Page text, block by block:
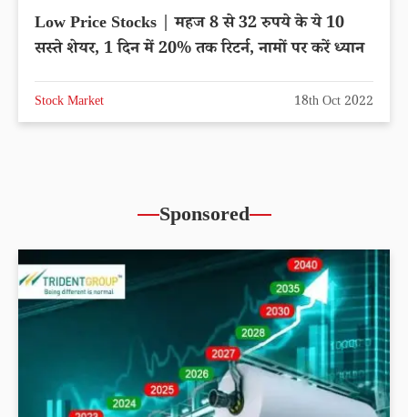
Low Price Stocks | महज 8 से 32 रुपये के ये 10
सस्ते शेयर, 1 दिन में 20% तक रिटर्न, नामों पर करें ध्यान
Stock Market 18th Oct 2022
Sponsored